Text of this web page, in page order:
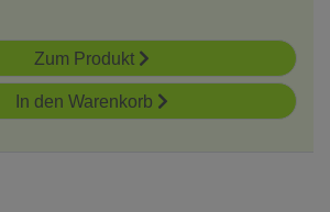
Zum Produkt
In den Warenkorb